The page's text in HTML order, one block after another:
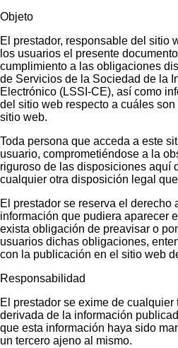
Objeto
El prestador, responsable del sitio
los usuarios el presente
cumplimiento a las obligaciones
de Servicios de la Sociedad de la
Electrónico (LSSI-CE), así como
del sitio web respecto a cuáles
sitio web.
Toda persona que acceda a este
usuario, comprometiéndose a la
riguroso de las disposiciones aquí
cualquier otra disposición legal
El prestador se reserva el derecho
información que pudiera aparecer
exista obligación de preavisar o
usuarios dichas obligaciones,
con la publicación en el sitio web
Responsabilidad
El prestador se exime de
derivada de la información
que esta información haya sido
un tercero ajeno al mismo.